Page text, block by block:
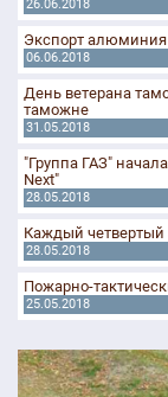
26.06.2018
Экспорт алюминия
06.06.2018
День ветерана
таможне
31.05.2018
"Группа ГАЗ"
Next"
28.05.2018
Каждый четвертый
28.05.2018
Пожарно-
25.05.2018